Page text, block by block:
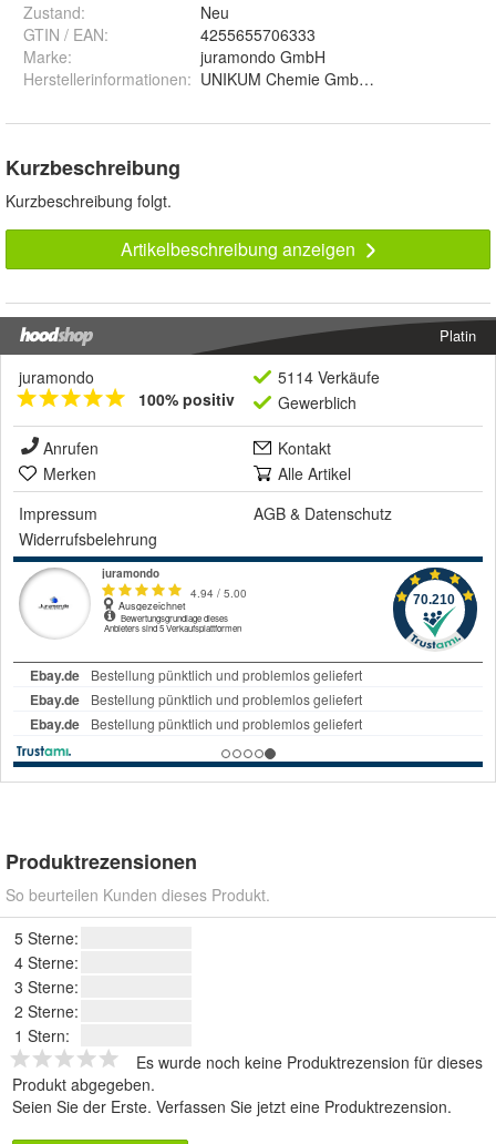
Zustand:
Neu
GTIN / EAN:
4255655706333
Marke:
juramondo GmbH
Herstellerinformationen: UNIKUM Chemie GmbH & Co. KG,
Kurzbeschreibung
Kurzbeschreibung folgt.
Artikelbeschreibung anzeigen
Platin
juramondo
100% positiv
5114 Verkäufe
Gewerblich
Anrufen
Kontakt
Merken
Alle Artikel
Impressum
AGB & Datenschutz
Widerrufsbelehrung
Produktrezensionen
So beurteilen Kunden dieses Produkt.
5 Sterne:
4 Sterne:
3 Sterne:
2 Sterne:
1 Stern:
Es wurde noch keine Produktrezension für dieses
Produkt abgegeben.
Seien Sie der Erste. Verfassen Sie jetzt eine Produktrezension.